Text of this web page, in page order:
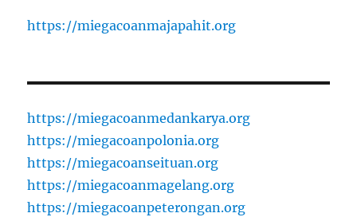
https://miegacoanmajapahit.org
https://miegacoanmedankarya.org
https://miegacoanpolonia.org
https://miegacoanseituan.org
https://miegacoanmagelang.org
https://miegacoanpeterongan.org